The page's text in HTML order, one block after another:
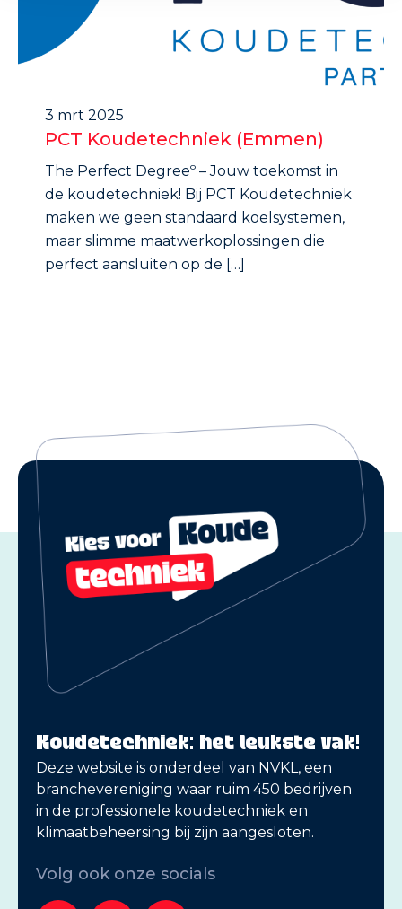
3 mrt 2025
PCT Koudetechniek (Emmen)
The Perfect Degreeº – Jouw toekomst in
de koudetechniek! Bij PCT Koudetechniek
maken we geen standaard koelsystemen,
maar slimme maatwerkoplossingen die
perfect aansluiten op de […]
Koudetechniek: het leukste vak!
Deze website is onderdeel van NVKL, een
branchevereniging waar ruim 450 bedrijven
in de professionele koudetechniek en
klimaatbeheersing bij zijn aangesloten.
Volg ook onze socials